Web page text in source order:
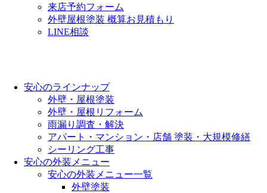
来店予約フォーム
外壁屋根塗装 概算お見積もり
LINE相談
安心のラインナップ
外壁・屋根塗装
外壁・屋根リフォーム
雨漏り調査・解決
アパート・マンション・店舗 塗装・大規模修繕
シーリング工事
安心の外装メニュー
安心の外装メニュー一覧
外壁塗装